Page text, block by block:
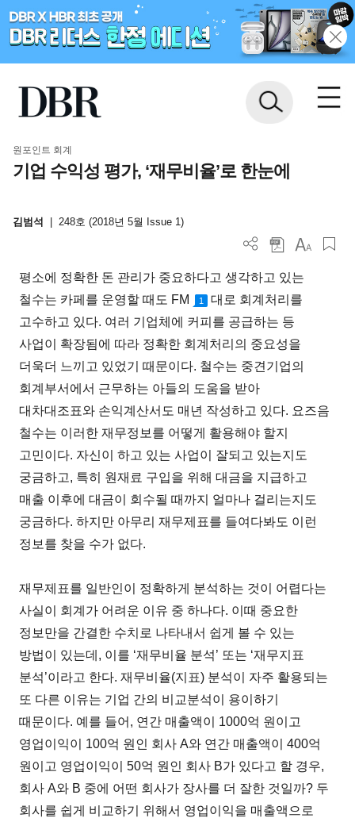
원포인트 회계
기업 수익성 평가, ‘재무비율’로 한눈에
김범석 248호 (2018년 5월 Issue 1)
평소에 정확한 돈 관리가 중요하다고 생각하고 있는
철수는 카페를 운영할 때도 FM
1
대로 회계처리를
고수하고 있다. 여러 기업체에 커피를 공급하는 등
사업이 확장됨에 따라 정확한 회계처리의 중요성을
더욱더 느끼고 있었기 때문이다. 철수는 중견기업의
회계부서에서 근무하는 아들의 도움을 받아
대차대조표와 손익계산서도 매년 작성하고 있다. 요즈음
철수는 이러한 재무정보를 어떻게 활용해야 할지
고민이다. 자신이 하고 있는 사업이 잘되고 있는지도
궁금하고, 특히 원재료 구입을 위해 대금을 지급하고
매출 이후에 대금이 회수될 때까지 얼마나 걸리는지도
궁금하다. 하지만 아무리 재무제표를 들여다봐도 이런
정보를 찾을 수가 없다.
재무제표를 일반인이 정확하게 분석하는 것이 어렵다는
사실이 회계가 어려운 이유 중 하나다. 이때 중요한
정보만을 간결한 수치로 나타내서 쉽게 볼 수 있는
방법이 있는데, 이를 ‘재무비율 분석’ 또는 ‘재무지표
분석’이라고 한다. 재무비율(지표) 분석이 자주 활용되는
또 다른 이유는 기업 간의 비교분석이 용이하기
때문이다. 예를 들어, 연간 매출액이 1000억 원이고
영업이익이 100억 원인 회사 A와 연간 매출액이 400억
원이고 영업이익이 50억 원인 회사 B가 있다고 할 경우,
회사 A와 B 중에 어떤 회사가 장사를 더 잘한 것일까? 두
회사를 쉽게 비교하기 위해서 영업이익을 매출액으로